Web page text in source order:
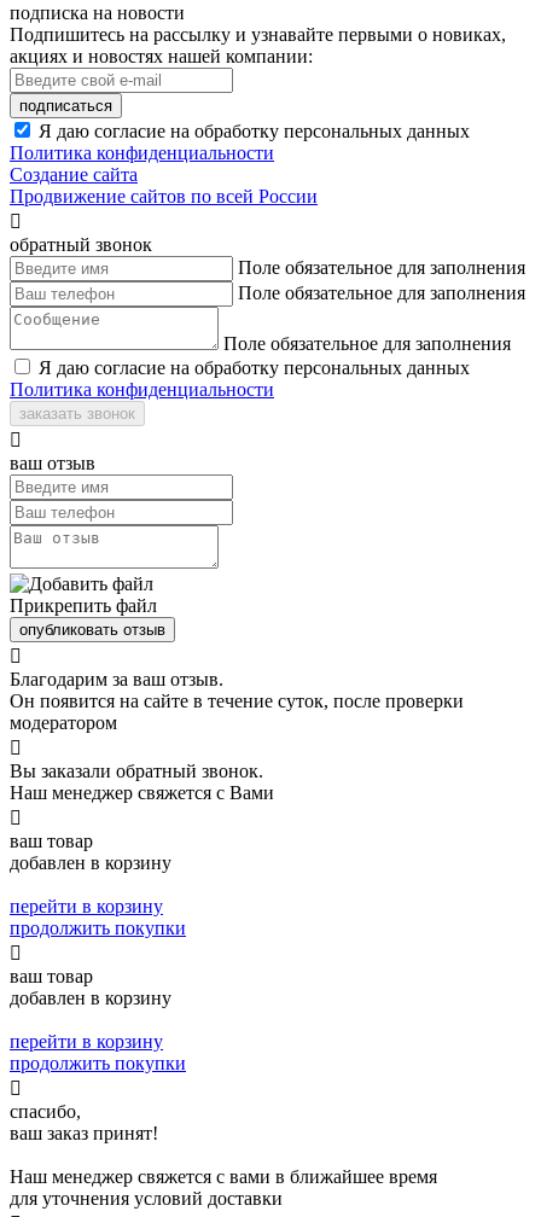
подписка на новости
Подпишитесь на рассылку и узнавайте первыми о новиках,
акциях и новостях нашей компании:
подписаться
Я даю согласие на обработку персональных данных
Политика конфиденциальности
Создание сайта
Продвижение сайтов по всей России

обратный звонок
Поле обязательное для заполнения
Поле обязательное для заполнения
Поле обязательное для заполнения
Я даю согласие на обработку персональных данных
Политика конфиденциальности
заказать звонок

ваш отзыв
Прикрепить файл
опубликовать отзыв

Благодарим за ваш отзыв.
Он появится на сайте в течение суток, после проверки
модератором

Вы заказали обратный звонок.
Наш менеджер свяжется с Вами

ваш товар
добавлен в корзину
перейти в корзину
продолжить покупки

ваш товар
добавлен в корзину
перейти в корзину
продолжить покупки

спасибо,
ваш заказ принят!
Наш менеджер свяжется с вами в ближайшее время
для уточнения условий доставки